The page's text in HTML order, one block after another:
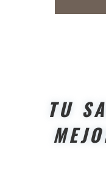
TU